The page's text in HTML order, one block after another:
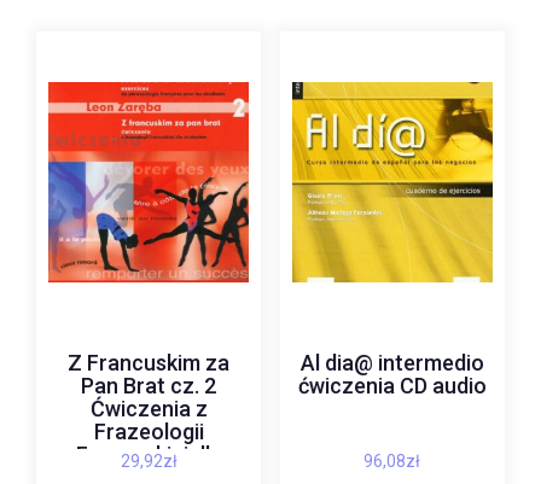
Z Francuskim za
Pan Brat cz. 2
Ćwiczenia z
Frazeologii
Francuskiej dla
studentów
29,92zł
Al dia@ intermedio
ćwiczenia CD audio
96,08zł